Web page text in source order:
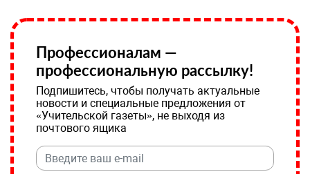
Профессионалам —
профессиональную рассылку!
Подпишитесь, чтобы получать актуальные
новости и специальные предложения от
«Учительской газеты», не выходя из
почтового ящика